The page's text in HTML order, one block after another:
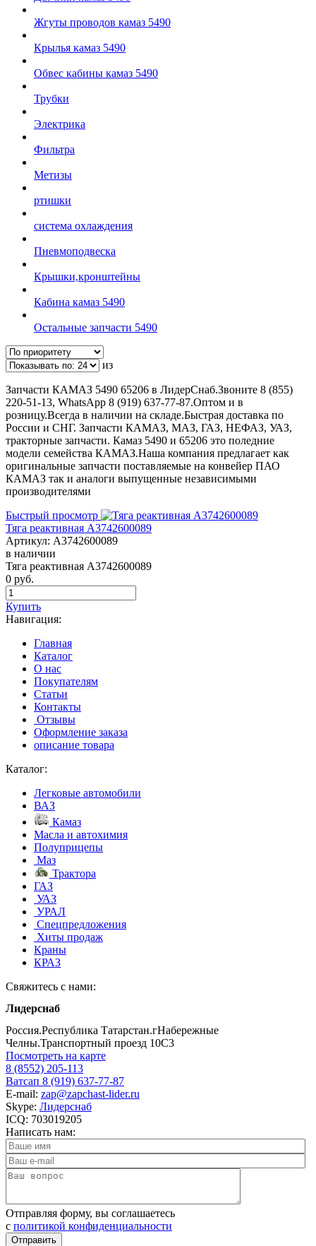
Жгуты проводов камаз 5490
Крылья камаз 5490
Обвес кабины камаз 5490
Трубки
Электрика
Фильтра
Метизы
ртишки
система охлаждения
Пневмоподвеска
Крышки,кронштейны
Кабина камаз 5490
Остальные запчасти 5490
из
Запчасти КАМАЗ 5490 65206 в ЛидерСнаб.Звоните 8 (855)
220-51-13, WhatsApp 8 (919) 637-77-87.Оптом и в
розницу.Всегда в наличии на складе.Быстрая доставка по
России и СНГ. Запчасти КАМАЗ, МАЗ, ГАЗ, НЕФАЗ, УАЗ,
тракторные запчасти. Камаз 5490 и 65206 это поледние
модели семейства КАМАЗ.Наша компания предлагает как
оригинальные запчасти поставляемые на конвейер ПАО
КАМАЗ так и аналоги выпущенные независимыми
производителями
Быстрый просмотр
Тяга реактивная A3742600089
Артикул: A3742600089
в наличии
Тяга реактивная A3742600089
0 руб.
Купить
Навигация:
Главная
Каталог
О нас
Покупателям
Статьи
Контакты
Отзывы
Оформление заказа
описание товара
Каталог:
Легковые автомобили
ВАЗ
Камаз
Масла и автохимия
Полуприцепы
Маз
Трактора
ГАЗ
УАЗ
УРАЛ
Спецпредложения
Хиты продаж
Краны
КРАЗ
Свяжитесь с нами:
Лидерснаб
Россия.Республика Татарстан.гНабережные
Челны.Транспортный проезд 10С3
Посмотреть на карте
8 (8552) 205-113
Ватсап 8 (919) 637-77-87
E-mail: zap@zapchast-lider.ru
Skype: Лидерснаб
ICQ: 703019205
Написать нам:
Отправляя форму, вы соглашаетесь
c политикой конфиденциальности